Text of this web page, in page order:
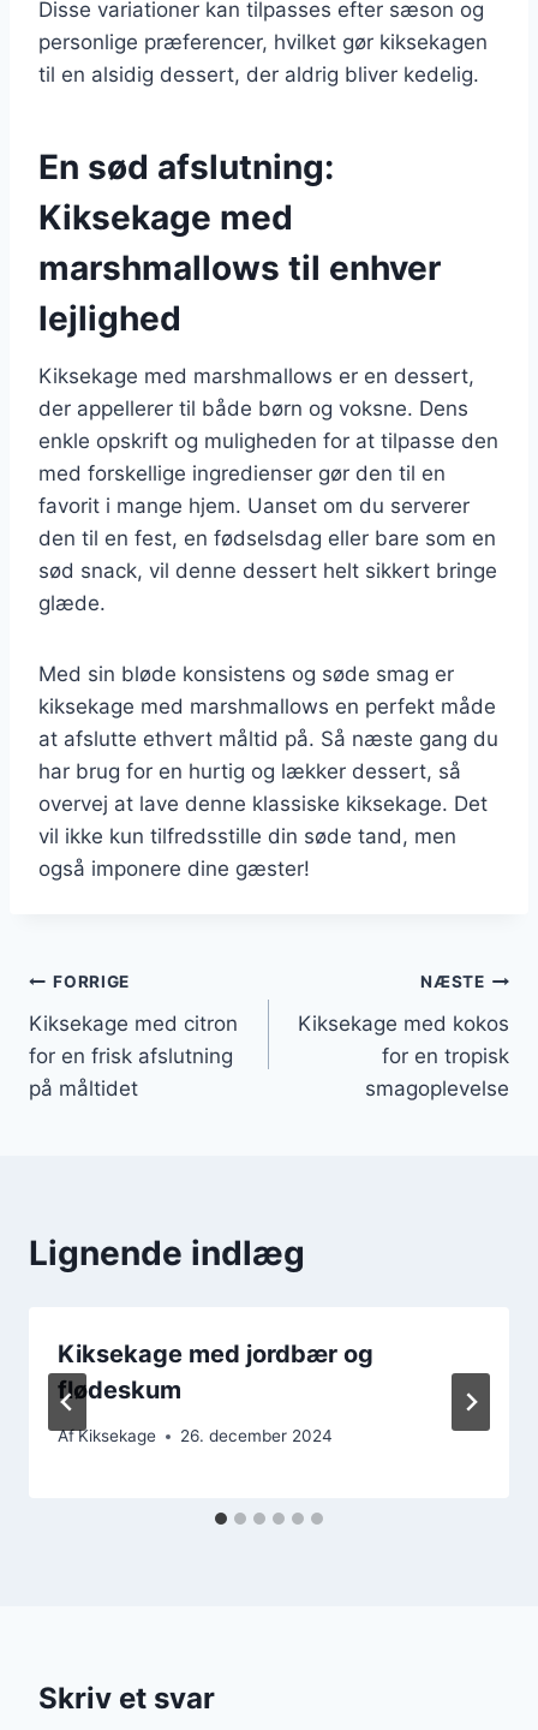
Disse variationer kan tilpasses efter sæson og
personlige præferencer, hvilket gør kiksekagen
til en alsidig dessert, der aldrig bliver kedelig.
En sød afslutning:
Kiksekage med
marshmallows til enhver
lejlighed
Kiksekage med marshmallows er en dessert,
der appellerer til både børn og voksne. Dens
enkle opskrift og muligheden for at tilpasse den
med forskellige ingredienser gør den til en
favorit i mange hjem. Uanset om du serverer
den til en fest, en fødselsdag eller bare som en
sød snack, vil denne dessert helt sikkert bringe
glæde.
Med sin bløde konsistens og søde smag er
kiksekage med marshmallows en perfekt måde
at afslutte ethvert måltid på. Så næste gang du
har brug for en hurtig og lækker dessert, så
overvej at lave denne klassiske kiksekage. Det
vil ikke kun tilfredsstille din søde tand, men
også imponere dine gæster!
Indlægsnavigation
FORRIGE
Kiksekage med citron
for en frisk afslutning
på måltidet
NÆSTE
Kiksekage med kokos
for en tropisk
smagoplevelse
Lignende indlæg
Kiksekage med jordbær og
flødeskum
AfKiksekage 26. december 2024
Skriv et svar